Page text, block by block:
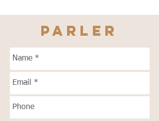
PARLER